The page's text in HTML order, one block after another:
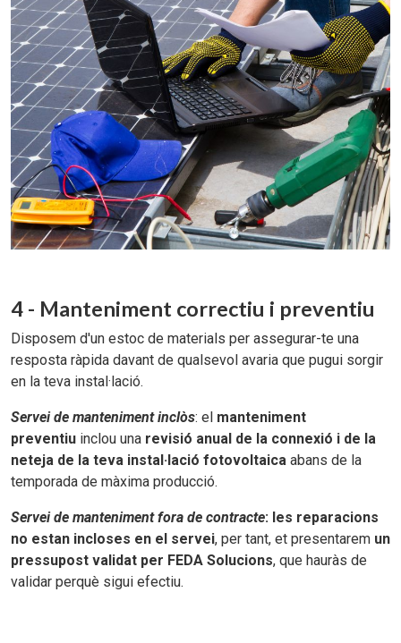
4 - Manteniment correctiu i preventiu
Disposem d'un estoc de materials per assegurar-te una
resposta ràpida davant de qualsevol avaria que pugui sorgir
en la teva instal·lació.
Servei de manteniment inclòs: el manteniment
preventiu inclou una revisió anual de la connexió i de la
neteja de la teva instal·lació fotovoltaica abans de la
temporada de màxima producció.
Servei de manteniment fora de contracte: les reparacions
no estan incloses en el servei, per tant, et presentarem un
pressupost validat per FEDA Solucions, que hauràs de
validar perquè sigui efectiu.